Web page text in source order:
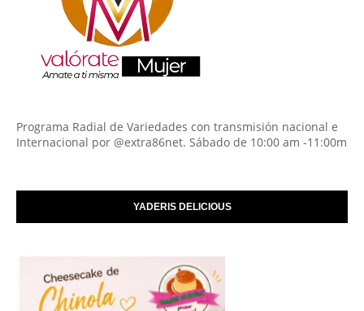
Programa Radial de Variedades con transmisión nacional e
Internacional por @extra86net. Sábado de 10:00 am -11:00m
YADERIS DELICIOUS